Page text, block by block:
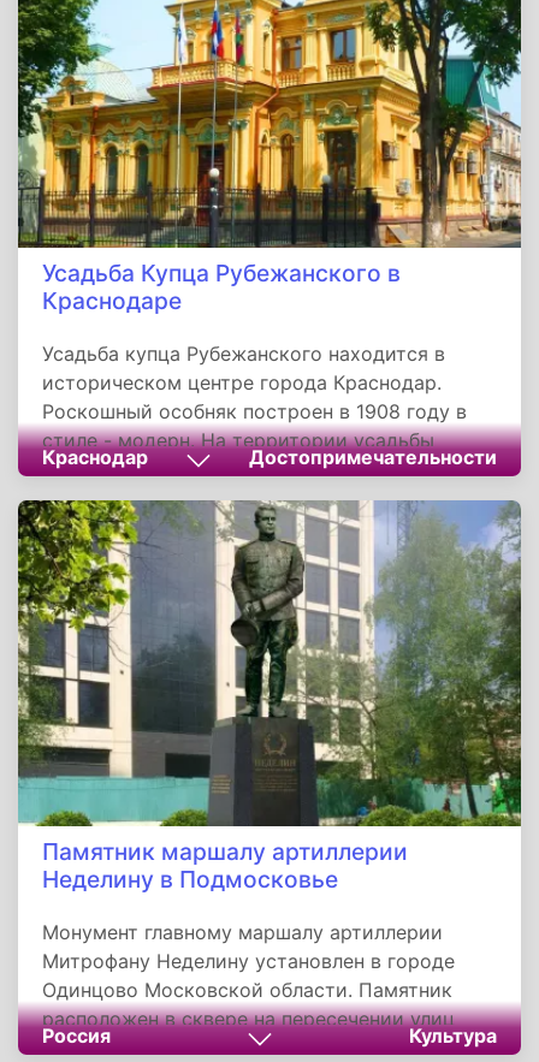
Усадьба Купца Рубежанского в
Краснодаре
Усадьба купца Рубежанского находится в
историческом центре города Краснодар.
Роскошный особняк построен в 1908 году в
стиле - модерн. На территории усадьбы
расположена детская библиотека имени
братьев Игнатовых, которая открыта для всех.
Краснодар Достопримечательности
Памятник маршалу артиллерии
Неделину в Подмосковье
Монумент главному маршалу артиллерии
Митрофану Неделину установлен в городе
Одинцово Московской области. Памятник
расположен в сквере на пересечении улиц
Маршала Неделина и Молодежной, его
Россия Культура